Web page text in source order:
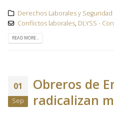
Derechos Laborales y Seguridad
Conflictos laborales, DLYSS -
READ MORE...
01
Sep
Obreros de
radicalizan